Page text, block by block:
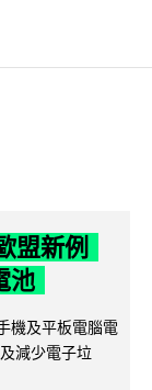
盟新例
池
機及平板電腦電
減少電子垃